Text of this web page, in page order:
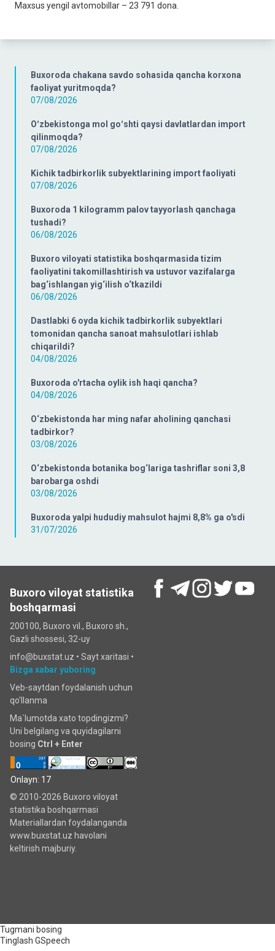
Buxoroda chakana savdo sohasida qancha korxona
faoliyat yuritmoqda?
07/08/2026
Oʻzbekistonga mol goʻshti qaysi davlatlardan import
qilinmoqda?
07/08/2026
Kichik tadbirkorlik subyektlarining import faoliyati
07/08/2026
Buxoroda 1 kilogramm palov tayyorlash qanchaga
tushadi?
06/08/2026
Buxoro viloyati statistika boshqarmasida tizim
faoliyatini takomillashtirish va ustuvor vazifalarga
bag‘ishlangan yig‘ilish o‘tkazildi
06/08/2026
Dastlabki 6 oyda kichik tadbirkorlik subyektlari
tomonidan qancha sanoat mahsulotlari ishlab
chiqarildi?
04/08/2026
Buxoroda o'rtacha oylik ish haqi qancha?
04/08/2026
O‘zbekistonda har ming nafar aholining qanchasi
tadbirkor?
03/08/2026
O‘zbekistonda botanika bog‘lariga tashriflar soni 3,8
barobarga oshdi
03/08/2026
Buxoroda yalpi hududiy mahsulot hajmi 8,8% ga o'sdi
31/07/2026
Maxsus yengil avtomobillar – 23 791 dona.
Buxoro viloyat statistika
boshqarmasi
200100, Buxoro vil., Buxoro sh.,
Gazli shossesi, 32-uy
info@buxstat.uz • Sayt xaritasi •
Bizga xabar yuboring
Veb-saytdan foydalanish uchun
qo'llanma
Ma`lumotda xato topdingizmi?
Uni belgilang va quyidagilarni
bosing Ctrl + Enter
Onlayn: 17
© 2010-2026 Buxoro viloyat
statistika boshqarmasi
Materiallardan foydalanganda
www.buxstat.uz havolani
keltirish majburiy.
Tugmani bosing
Tinglash GSpeech